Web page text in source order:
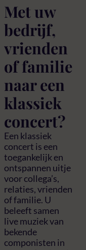
Met uw
bedrijf,
vrienden
of familie
naar een
klassiek
concert?
Een klassiek
concert is een
toegankelijk en
ontspannen uitje
voor collega’s,
relaties, vrienden
of familie. U
beleeft samen
live muziek van
bekende
componisten in